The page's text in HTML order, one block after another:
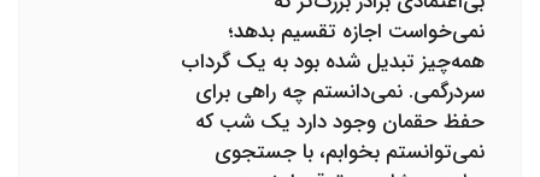
نمی‌خواست اجازه تقسیم بدهد؛
همه‌چیز تبدیل شده بود به یک گرداب
سردرگمی. نمی‌دانستم چه راهی برای
حفظ حقمان وجود دارد یک شب که
نمی‌توانستم بخوابم، با جستجوی